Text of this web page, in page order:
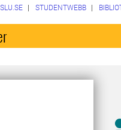
SLU.SE STUDENTWEBB